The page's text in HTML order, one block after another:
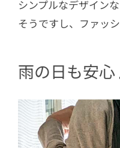
シンプルなデザイン
そうですし、ファッ
雨の日も安